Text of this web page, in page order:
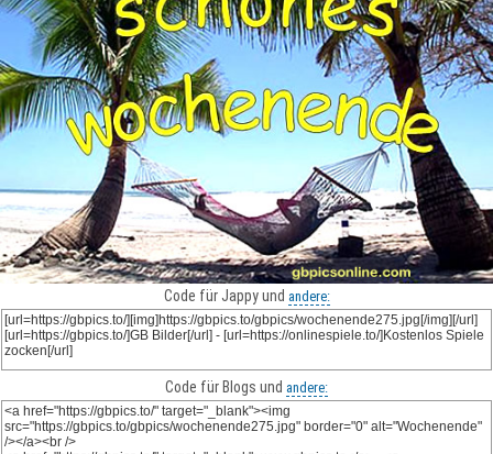
Code für Jappy und andere:
Code für Blogs und andere: